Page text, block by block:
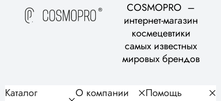
консультации.
COSMOPRO –
интернет-магазин
космецевтики
самых известных
мировых брендов
Каталог
О компании Помощь